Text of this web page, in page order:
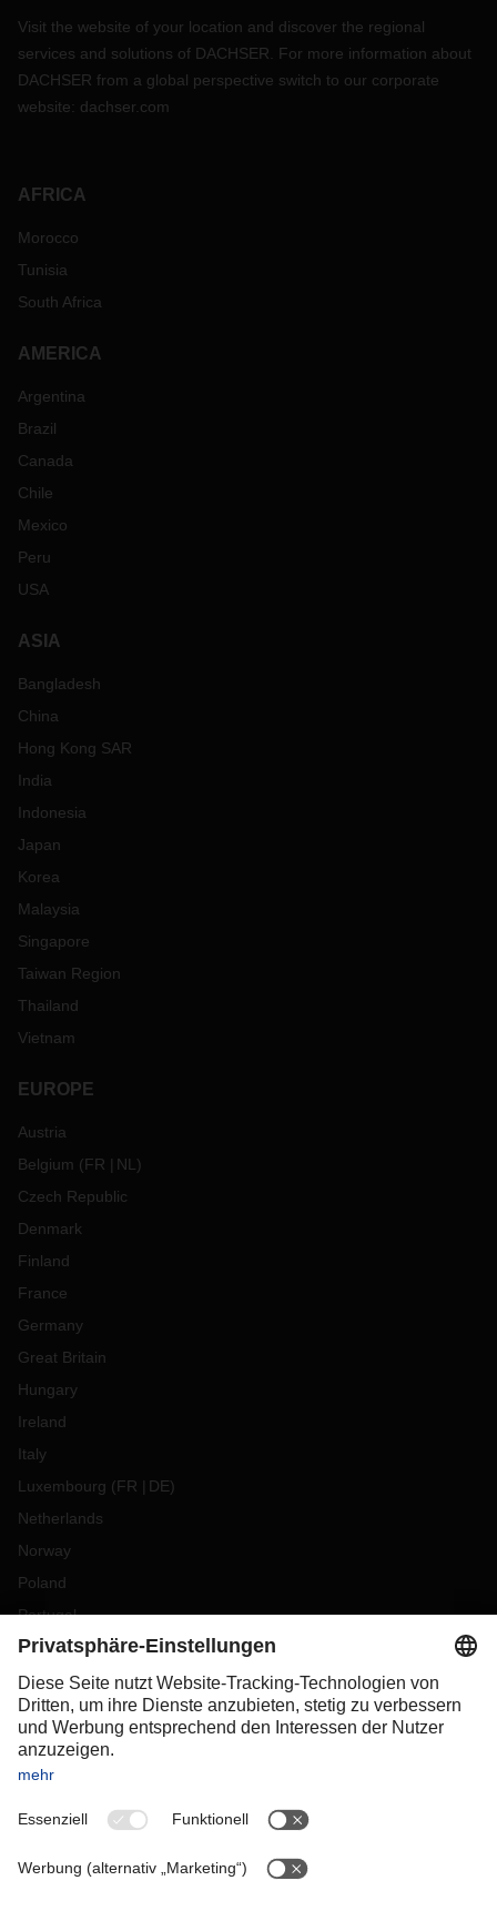
Visit the website of your location and discover the regional
services and solutions of DACHSER. For more information about
DACHSER from a global perspective switch to our corporate
website: dachser.com
AFRICA
Morocco
Tunisia
South Africa
AMERICA
Argentina
Brazil
Canada
Chile
Mexico
Peru
USA
ASIA
Bangladesh
China
Hong Kong SAR
India
Indonesia
Japan
Korea
Malaysia
Singapore
Taiwan Region
Thailand
Vietnam
EUROPE
Austria
Belgium (FR NL )
Czech Republic
Denmark
Finland
France
Germany
Great Britain
Hungary
Ireland
Italy
Luxembourg (FR DE)
Netherlands
Norway
Poland
Portugal
Romania
Slovakia
Spain
Sweden
Switzerland
OCEANIA